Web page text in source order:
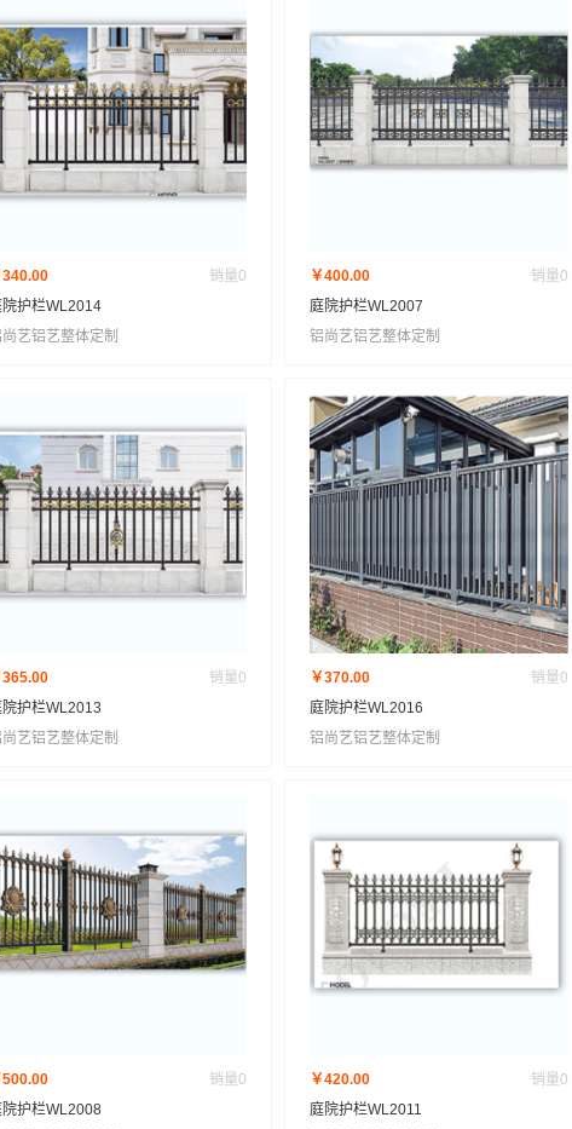
340.00 销量0
院护栏WL2014
艺铝艺整体定制
￥400.00 销量0
庭院护栏WL2007
铝尚艺铝艺整体定制
365.00 销量0
护栏WL2013
艺铝艺整体定制
￥370.00 销量0
庭院护栏WL2016
铝尚艺铝艺整体定制
500.00 销量0
院护栏WL2008
￥420.00 销量0
庭院护栏WL2011